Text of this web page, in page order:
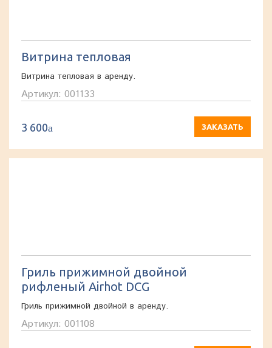
Витрина тепловая
Витрина тепловая в аренду.
Артикул: 001133
3 600a ЗАКАЗАТЬ
Гриль прижимной двойной
рифленый Airhot DCG
Гриль прижимной двойной в аренду.
Артикул: 001108